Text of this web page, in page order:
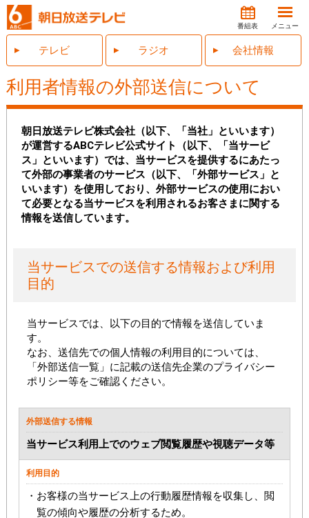
番組表 メニュー
テレビ ラジオ 会社情報
利用者情報の外部送信について
朝日放送テレビ株式会社（以下、「当社」といいます）
が運営するABCテレビ公式サイト（以下、「当サービ
ス」といいます）では、当サービスを提供するにあたっ
て外部の事業者のサービス（以下、「外部サービス」と
いいます）を使用しており、外部サービスの使用におい
て必要となる当サービスを利用されるお客さまに関する
情報を送信しています。
当サービスでの送信する情報および利用
目的
当サービスでは、以下の目的で情報を送信していま
す。
なお、送信先での個人情報の利用目的については、
「外部送信一覧」に記載の送信先企業のプライバシー
ポリシー等をご確認ください。
当サービス利用上でのウェブ閲覧履歴や視聴データ等
・お客様の当サービス上の行動履歴情報を収集し、閲
覧の傾向や履歴の分析するため。